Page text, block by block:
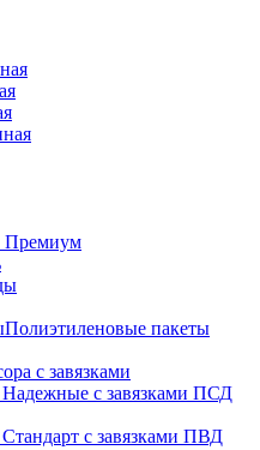
Премиум
Полиэтиленовые пакеты
с завязками
с завязками ПСД
с завязками ПВД